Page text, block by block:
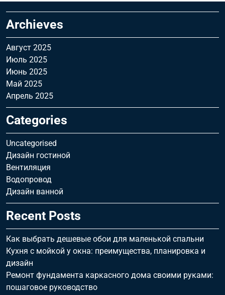
Archieves
Август 2025
Июль 2025
Июнь 2025
Май 2025
Апрель 2025
Categories
Uncategorised
Дизайн гостиной
Вентиляция
Водопровод
Дизайн ванной
Recent Posts
Как выбрать дешевые обои для маленькой спальни
Кухня с мойкой у окна: преимущества, планировка и
дизайн
Ремонт фундамента каркасного дома своими руками:
пошаговое руководство